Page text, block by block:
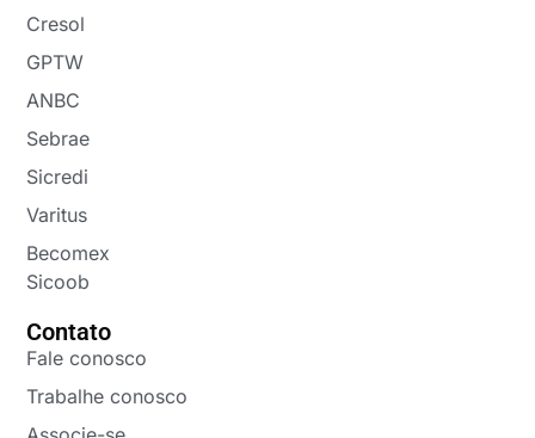
Cresol
GPTW
ANBC
Sebrae
Sicredi
Varitus
Becomex
Sicoob
Contato
Fale conosco
Trabalhe conosco